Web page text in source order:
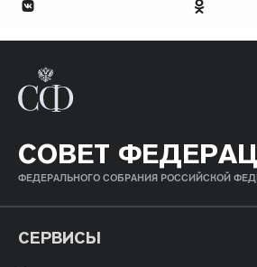
СОВЕТ
ФЕДЕРАЛЬНОГО СОБРАНИЯ РОССИЙСКОЙ
СЕРВИСЫ